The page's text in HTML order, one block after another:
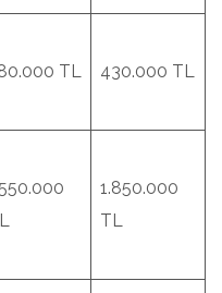
TL 430.000 TL
1.850.000
TL